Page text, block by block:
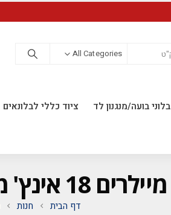
All Categories
בלוני בועה/מנגנון לד ציוד כללי לבלונאים
מיילרים 18 אינץ' מודפס *מגיע בסיטונאות חבילה של 5 יח' *
דף הבית חנות